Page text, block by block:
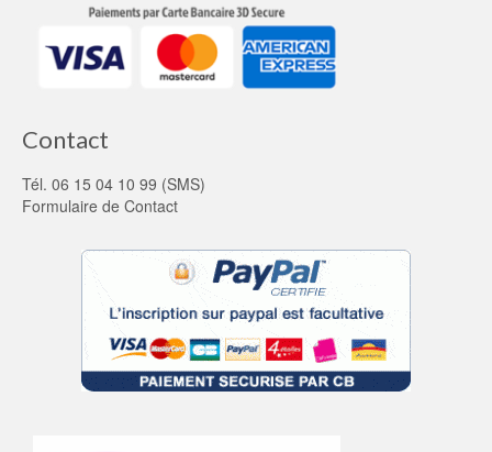
Contact
Tél. 06 15 04 10 99 (SMS)
Formulaire de Contact